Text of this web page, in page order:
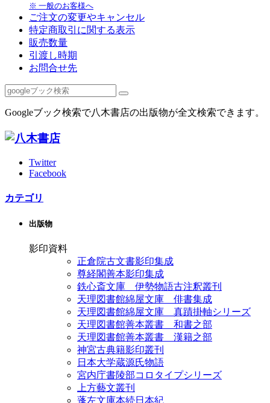
※ 一般のお客様へ
ご注文の変更やキャンセル
特定商取引に関する表示
販売数量
引渡し時期
お問合せ先
Googleブック検索で八木書店の出版物が全文検索できます。
Twitter
Facebook
カテゴリ
出版物
影印資料
正倉院古文書影印集成
尊経閣善本影印集成
鉄心斎文庫 伊勢物語古注釈叢刊
天理図書館綿屋文庫 俳書集成
天理図書館綿屋文庫 真蹟掛軸シリーズ
天理図書館善本叢書 和書之部
天理図書館善本叢書 漢籍之部
神宮古典籍影印叢刊
日本大学蔵源氏物語
宮内庁書陵部コロタイプシリーズ
上方藝文叢刊
蓬左文庫本続日本紀